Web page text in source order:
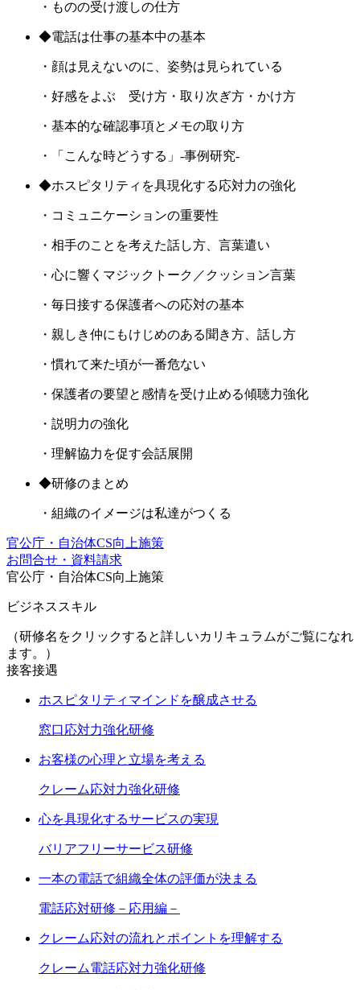
・ものの受け渡しの仕方
◆電話は仕事の基本中の基本
・顔は見えないのに、姿勢は見られている
・好感をよぶ 受け方・取り次ぎ方・かけ方
・基本的な確認事項とメモの取り方
・「こんな時どうする」‐事例研究‐
◆ホスピタリティを具現化する応対力の強化
・コミュニケーションの重要性
・相手のことを考えた話し方、言葉遣い
・心に響くマジックトーク／クッション言葉
・毎日接する保護者への応対の基本
・親しき仲にもけじめのある聞き方、話し方
・慣れて来た頃が一番危ない
・保護者の要望と感情を受け止める傾聴力強化
・説明力の強化
・理解協力を促す会話展開
◆研修のまとめ
・組織のイメージは私達がつくる
官公庁・自治体CS向上施策
お問合せ・資料請求
官公庁・自治体CS向上施策
ビジネススキル
（研修名をクリックすると詳しいカリキュラムがご覧になれ
ます。）
接客接遇
ホスピタリティマインドを醸成させる
窓口応対力強化研修
お客様の心理と立場を考える
クレーム応対力強化研修
心を具現化するサービスの実現
バリアフリーサービス研修
一本の電話で組織全体の評価が決まる
電話応対研修－応用編－
クレーム応対の流れとポイントを理解する
クレーム電話応対力強化研修